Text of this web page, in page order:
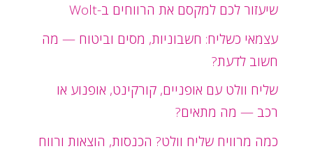
שיעזור לכם למקסם את הרווחים ב-Wolt
עצמאי כשליח: חשבוניות, מסים וביטוח — מה
חשוב לדעת?
שליח וולט עם אופניים, קורקינט, אופנוע או
רכב — מה מתאים?
כמה מרוויח שליח וולט? הכנסות, הוצאות ורווח